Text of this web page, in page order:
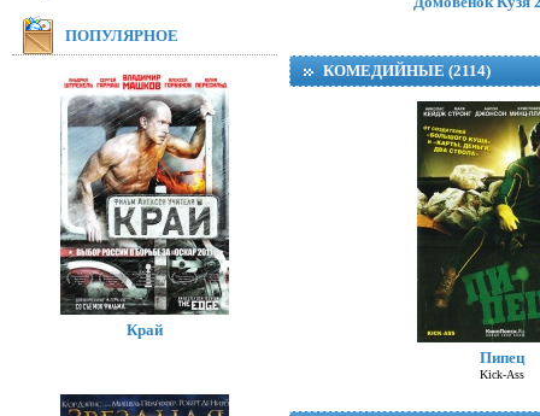
КОМЕДИЙНЫЕ (2114)
Пипец
Kick-Ass
ПОПУЛЯРНОЕ
Край